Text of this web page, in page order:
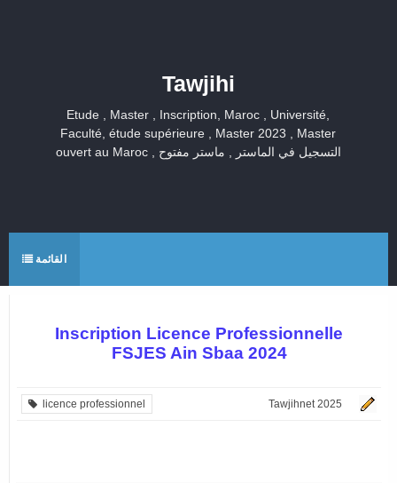
Tawjihi
Etude , Master , Inscription, Maroc , Université,
Faculté, étude supérieure , Master 2023 , Master
ouvert au Maroc , التسجيل في الماستر , ماستر مفتوح
القائمة
Inscription Licence Professionnelle
FSJES Ain Sbaa 2024
Tawjihnet 2025
licence professionnel